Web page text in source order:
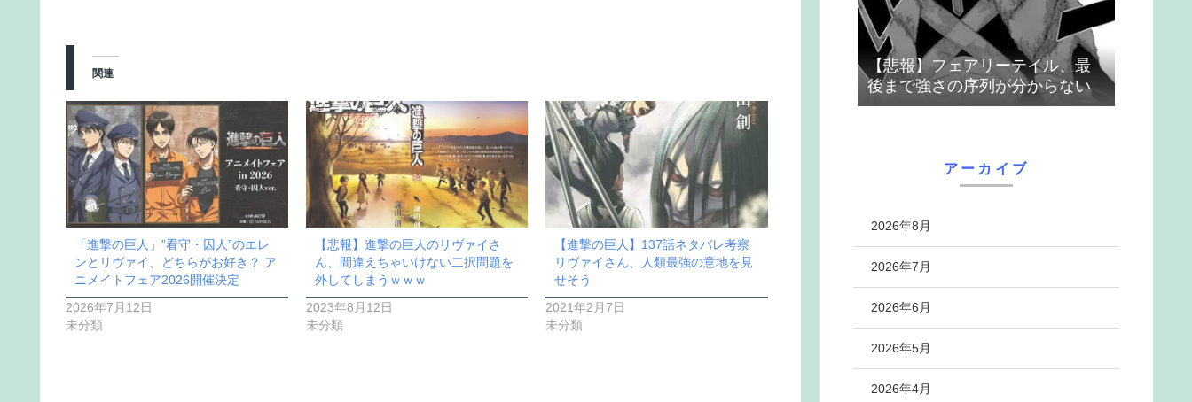
関連
「進撃の巨人」”看守・囚人”のエレ
ンとリヴァイ、どちらがお好き？ ア
ニメイトフェア2026開催決定
2026年7月12日
未分類
【悲報】進撃の巨人のリヴァイさ
ん、間違えちゃいけない二択問題を
外してしまうｗｗｗ
2023年8月12日
未分類
【進撃の巨人】137話ネタバレ考察
リヴァイさん、人類最強の意地を見
せそう
2021年2月7日
未分類
【悲報】フェアリーテイル、最
後まで強さの序列が分からない
アーカイブ
2026年8月
2026年7月
2026年6月
2026年5月
2026年4月